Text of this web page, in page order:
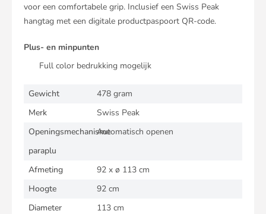
voor een comfortabele grip. Inclusief een Swiss Peak
hangtag met een digitale productpaspoort QR-code.
Plus- en minpunten
Full color bedrukking mogelijk
Gewicht
478 gram
Merk
Swiss Peak
Openingsmechanisme
paraplu
Automatisch openen
Afmeting
92 x ø 113 cm
Hoogte
92 cm
Diameter
113 cm